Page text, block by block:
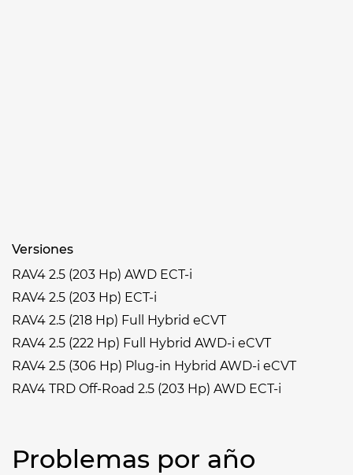
Versiones
RAV4 2.5 (203 Hp) AWD ECT-i
RAV4 2.5 (203 Hp) ECT-i
RAV4 2.5 (218 Hp) Full Hybrid eCVT
RAV4 2.5 (222 Hp) Full Hybrid AWD-i eCVT
RAV4 2.5 (306 Hp) Plug-in Hybrid AWD-i eCVT
RAV4 TRD Off-Road 2.5 (203 Hp) AWD ECT-i
Problemas por año